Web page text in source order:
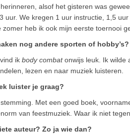
alsof het gisteren was
uur. We kregen 1 uur instructie, 1,5
zomer heb ik ook mijn eerste toernooi
nog andere sporten of hobby’s?
ik body combatonwijs leuk. Ik wilde
lezen en naar muziek luisteren.
luister je graag?
Met een goed boek,
van feestmuziek. Waar ik niet
auteur? Zo ja wie dan?